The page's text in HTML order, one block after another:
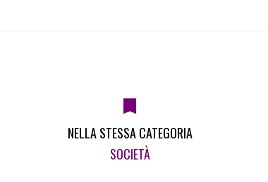
NELLA STESSA CATEGORIA
SOCIETÀ